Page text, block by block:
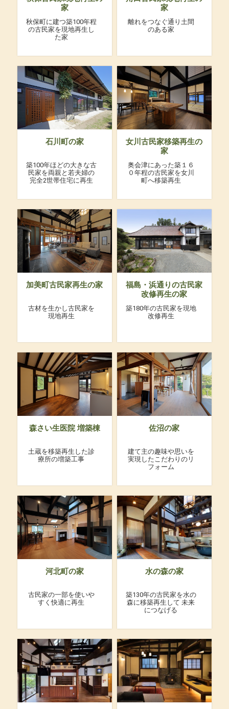
家
秋保町に建つ築100年程
の古民家を現地再生し
た家
家
離れをつなぐ通り土間
のある家
石川町の家
築100年ほどの大きな古
民家を両親と若夫婦の
完全2世帯住宅に再生
女川古民家移築再生の
家
奥会津にあった築１６
０年程の古民家を女川
町へ移築再生
加美町古民家再生の家
古材を生かし古民家を
現地再生
福島・浜通りの古民家
改修再生の家
築180年の古民家を現地
改修再生
森さい生医院 増築棟
土蔵を移築再生した診
療所の増築工事
佐沼の家
建て主の趣味や思いを
実現したこだわりのリ
フォーム
河北町の家
古民家の一部を使いや
すく快適に再生
水の森の家
築130年の古民家を水の
森に移築再生して 未来
につなげる